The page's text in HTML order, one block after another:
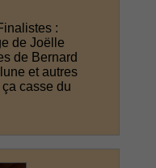
:
de Joëlle
de Bernard
et autres
casse du